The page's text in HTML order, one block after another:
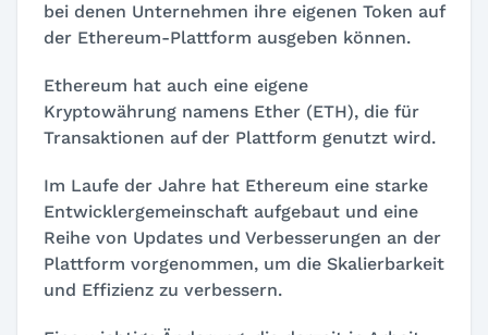
bei denen Unternehmen ihre eigenen Token auf
der Ethereum-Plattform ausgeben können.
Ethereum hat auch eine eigene
Kryptowährung namens Ether (ETH), die für
Transaktionen auf der Plattform genutzt wird.
Im Laufe der Jahre hat Ethereum eine starke
Entwicklergemeinschaft aufgebaut und eine
Reihe von Updates und Verbesserungen an der
Plattform vorgenommen, um die Skalierbarkeit
und Effizienz zu verbessern.